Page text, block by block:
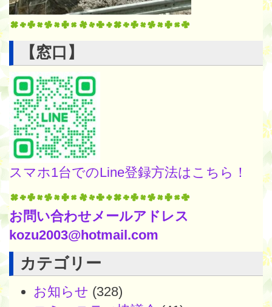
【窓口】
スマホ1台でのLine登録方法はこちら！
お問い合わせメールアドレス
kozu2003@hotmail.com
カテゴリー
お知らせ (328)